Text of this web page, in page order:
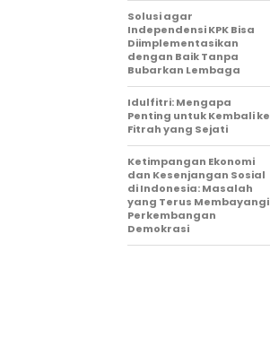
Solusi agar
Independensi KPK Bisa
Diimplementasikan
dengan Baik Tanpa
Bubarkan Lembaga
Idulfitri: Mengapa
Penting untuk Kembali ke
Fitrah yang Sejati
Ketimpangan Ekonomi
dan Kesenjangan Sosial
di Indonesia: Masalah
yang Terus Membayangi
Perkembangan
Demokrasi